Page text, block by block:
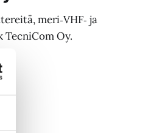
meri‑VHF‑ ja
TecniCom Oy.